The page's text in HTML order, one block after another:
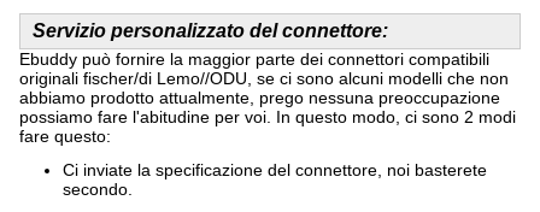
Servizio personalizzato del connettore:
Ebuddy può fornire la maggior parte dei connettori compatibili
originali fischer/di Lemo//ODU, se ci sono alcuni modelli che non
abbiamo prodotto attualmente, prego nessuna preoccupazione
possiamo fare l'abitudine per voi. In questo modo, ci sono 2 modi
fare questo:
Ci inviate la specificazione del connettore, noi basterete
secondo.